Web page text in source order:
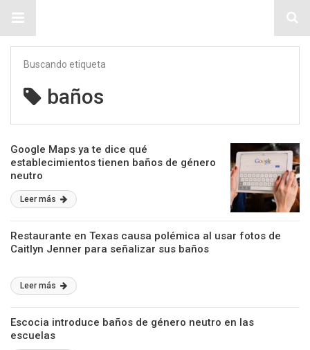
Buscando etiqueta
baños
Google Maps ya te dice qué
establecimientos tienen baños de género
neutro
Leer más
Restaurante en Texas causa polémica al usar fotos de
Caitlyn Jenner para señalizar sus baños
Leer más
Escocia introduce baños de género neutro en las
escuelas